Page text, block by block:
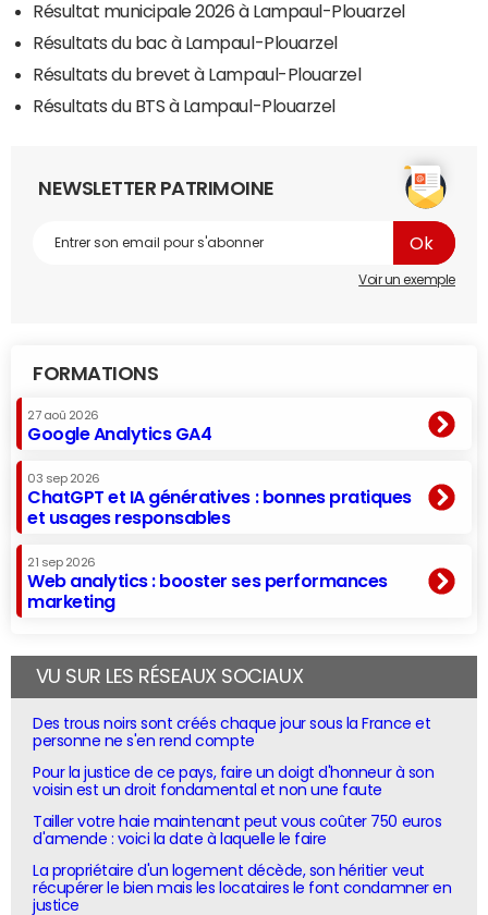
Résultat municipale 2026 à Lampaul-Plouarzel
Résultats du bac à Lampaul-Plouarzel
Résultats du brevet à Lampaul-Plouarzel
Résultats du BTS à Lampaul-Plouarzel
NEWSLETTER PATRIMOINE
Voir un exemple
FORMATIONS
27 aoû 2026
Google Analytics GA4
03 sep 2026
ChatGPT et IA génératives : bonnes pratiques
et usages responsables
21 sep 2026
Web analytics : booster ses performances
marketing
VU SUR LES RÉSEAUX SOCIAUX
Des trous noirs sont créés chaque jour sous la France et
personne ne s'en rend compte
Pour la justice de ce pays, faire un doigt d'honneur à son
voisin est un droit fondamental et non une faute
Tailler votre haie maintenant peut vous coûter 750 euros
d'amende : voici la date à laquelle le faire
La propriétaire d'un logement décède, son héritier veut
récupérer le bien mais les locataires le font condamner en
justice